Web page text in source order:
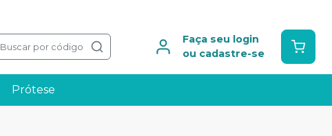
Buscar por código
Faça seu login
ou cadastre-se
Prótese